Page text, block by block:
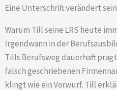
Eine Unterschrift verändert
Warum Till seine LRS heute
Irgendwann in der
Tills Berufsweg dauerhaft
falsch geschriebenen
klingt wie ein Vorwurf. Till